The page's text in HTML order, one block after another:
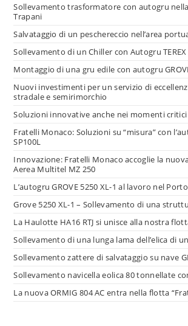
Sollevamento trasformatore con autogru
Trapani
Salvataggio di un peschereccio nell’area
Sollevamento di un Chiller con Autogru TEREX
Montaggio di una gru edile con autogru
Nuovi investimenti per un servizio di
stradale e semirimorchio
Soluzioni innovative anche nei momenti critici
Fratelli Monaco: Soluzioni su “misura” con
SP100L
Innovazione: Fratelli Monaco accoglie la
Aerea Multitel MZ 250
L’autogru GROVE 5250 XL-1 al lavoro nel
Grove 5250 XL-1 – Sollevamento di una
La Haulotte HA16 RTJ si unisce alla nostra
Sollevamento di una lunga lama dell’elica di
Sollevamento zattere di salvataggio su nave
Sollevamento navicella eolica 80 tonnellate
La nuova ORMIG 804 AC entra nella flotta